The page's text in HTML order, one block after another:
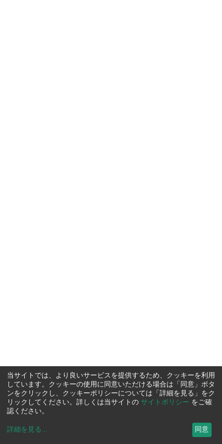
当サイトでは、より良いサービスを提供するため、クッキーを利用
しています。クッキーの使用に同意いただける場合は「同意」ボタ
ンをクリックし、クッキーポリシーについては「詳細を見る」をク
リックしてください。詳しくは当サイトの サイトポリシー をご確
認ください。
詳細を見る ... 同意